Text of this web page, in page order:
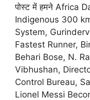
पोस्ट में हमने Africa
Indigenous 300
System,
Fastest Runner,
Behari Bose, N.
Vibhushan,
Control Bureau,
Lionel Messi